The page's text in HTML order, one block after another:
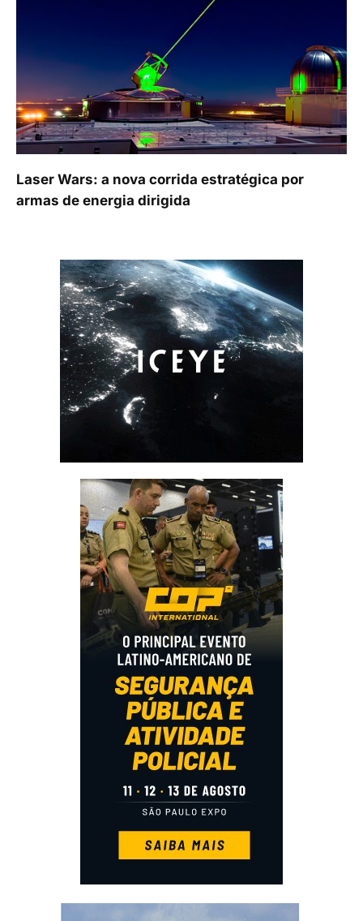
Laser Wars: a nova corrida estratégica por
armas de energia dirigida